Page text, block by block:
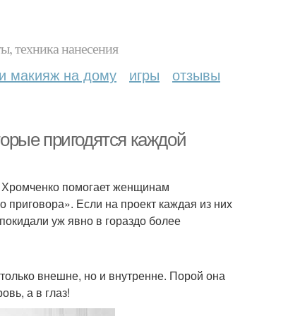
техника нанесения
макияж на дому игры отзывы
пригодятся каждой
помогает женщинам
Если на проект каждая из них
уж явно в гораздо более
внешне, но и внутренне. Порой она
а в глаз!